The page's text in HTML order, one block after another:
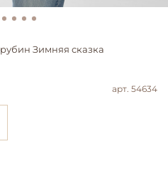
арт. 54634
Зимняя сказка